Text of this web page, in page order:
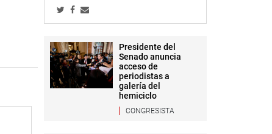
Presidente del
Senado anuncia
acceso de
periodistas a
galería del
hemiciclo
CONGRESISTA